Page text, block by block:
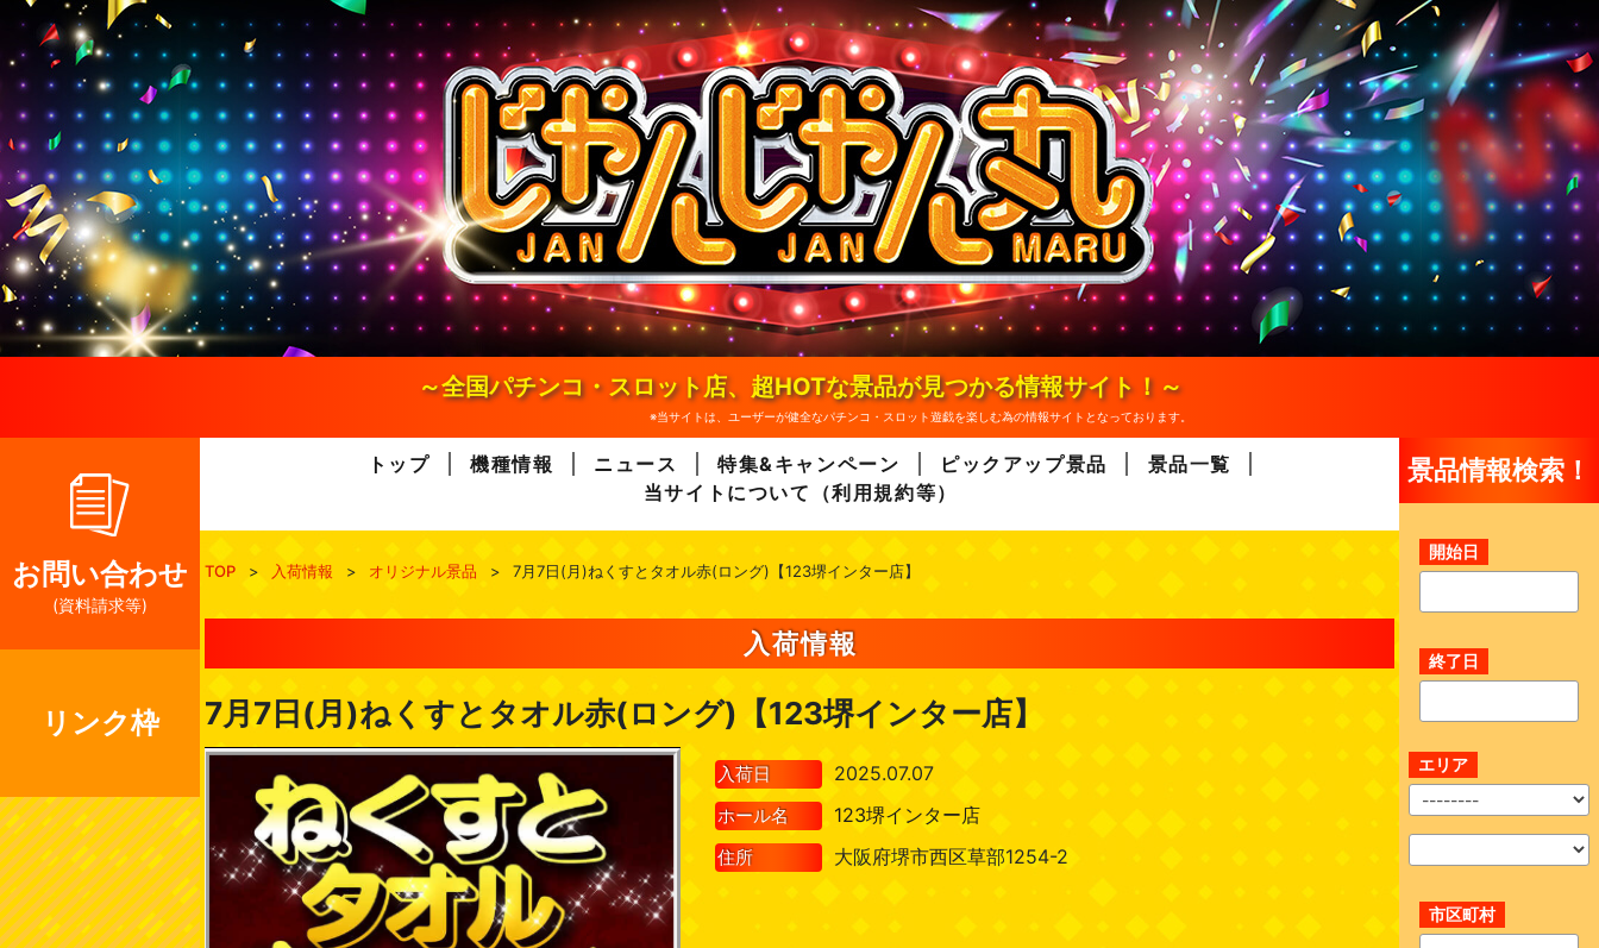
n
e
n
～全国パチンコ・スロット店、超HOTな景品が見つかる情報サイト！～
※当サイトは、ユーザーが健全なパチンコ・スロット遊戯を楽しむ為の情報サイトとなっております。
お問い合わせ
(資料請求等)
リンク枠
トップ 機種情報 ニュース 特集&キャンペーン ピックアップ景品
景品一覧
当サイトについて（利用規約等）
TOP > 入荷情報 > オリジナル景品 > 7月7日(月)ねくすとタオル赤(ロング)【123堺インター店】
入荷情報
7月7日(月)ねくすとタオル赤(ロング)【123堺インター店】
入荷日 2025.07.07
ホール名 123堺インター店
住所 大阪府堺市西区草部1254-2
景品情報検索！
開始日
終了日
エリア
市区町村